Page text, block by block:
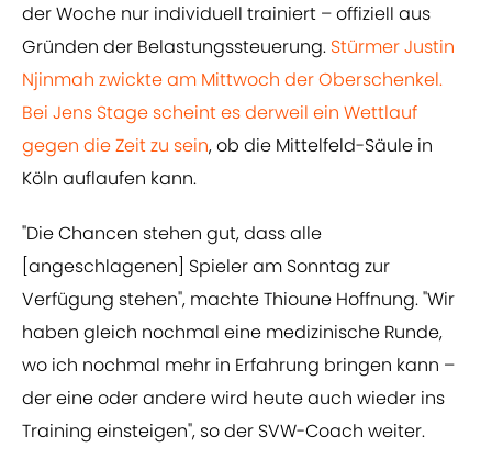
der Woche nur individuell trainiert – offiziell aus
Gründen der Belastungssteuerung. Stürmer Justin
Njinmah zwickte am Mittwoch der Oberschenkel.
Bei Jens Stage scheint es derweil ein Wettlauf
gegen die Zeit zu sein, ob die Mittelfeld-Säule in
Köln auflaufen kann.
"Die Chancen stehen gut, dass alle
[angeschlagenen] Spieler am Sonntag zur
Verfügung stehen", machte Thioune Hoffnung. "Wir
haben gleich nochmal eine medizinische Runde,
wo ich nochmal mehr in Erfahrung bringen kann –
der eine oder andere wird heute auch wieder ins
Training einsteigen", so der SVW-Coach weiter.